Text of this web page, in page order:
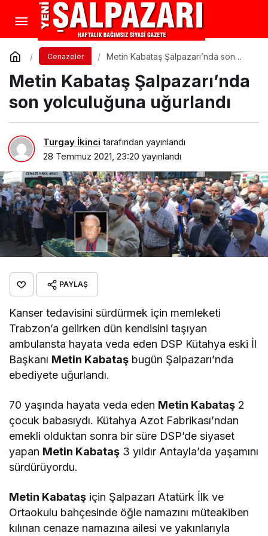
Cenazeler
Metin Kabataş Şalpazarı’nda son
Metin Kabataş Şalpazarı’nda
son yolculuğuna uğurlandı
Turgay İkinci tarafından yayınlandı
28 Temmuz 2021, 23:20 yayınlandı
PAYLAŞ
Kanser tedavisini sürdürmek için memleketi
Trabzon’a gelirken dün kendisini taşıyan
ambulansta hayata veda eden DSP Kütahya eski İl
Başkanı Metin Kabataş bugün Şalpazarı’nda
ebediyete uğurlandı.
70 yaşında hayata veda eden Metin Kabataş 2
çocuk babasıydı. Kütahya Azot Fabrikası’ndan
emekli olduktan sonra bir süre DSP’de siyaset
yapan Metin Kabataş 3 yıldır Antayla’da yaşamını
sürdürüyordu.
Metin Kabataş için Şalpazarı Atatürk İlk ve
Ortaokulu bahçesinde öğle namazını müteakiben
kılınan cenaze namazına ailesi ve yakınlarıyla